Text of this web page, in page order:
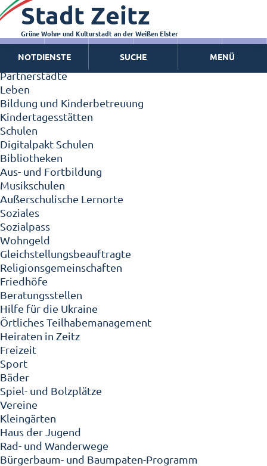
Zeitz - Die Kleinstadt
Willkommen in Zeitz!
Interview mit Oberbürgermeister Christian Thieme
Zeitz - Stadt der Zukunft
Ortschaften
Partnerstädte
Leben
Bildung und Kinderbetreuung
Kindertagesstätten
Schulen
Digitalpakt Schulen
Bibliotheken
Aus- und Fortbildung
Musikschulen
Außerschulische Lernorte
Soziales
Sozialpass
Wohngeld
Gleichstellungsbeauftragte
Religionsgemeinschaften
Friedhöfe
Beratungsstellen
Hilfe für die Ukraine
Örtliches Teilhabemanagement
Heiraten in Zeitz
Freizeit
Sport
Bäder
Spiel- und Bolzplätze
Vereine
Kleingärten
Haus der Jugend
Rad- und Wanderwege
Bürgerbaum- und Baumpaten-Programm
Stadt Zeitz
Grüne Wohn- und Kulturstadt an der Weißen Elster
NOTDIENSTE SUCHE MENÜ